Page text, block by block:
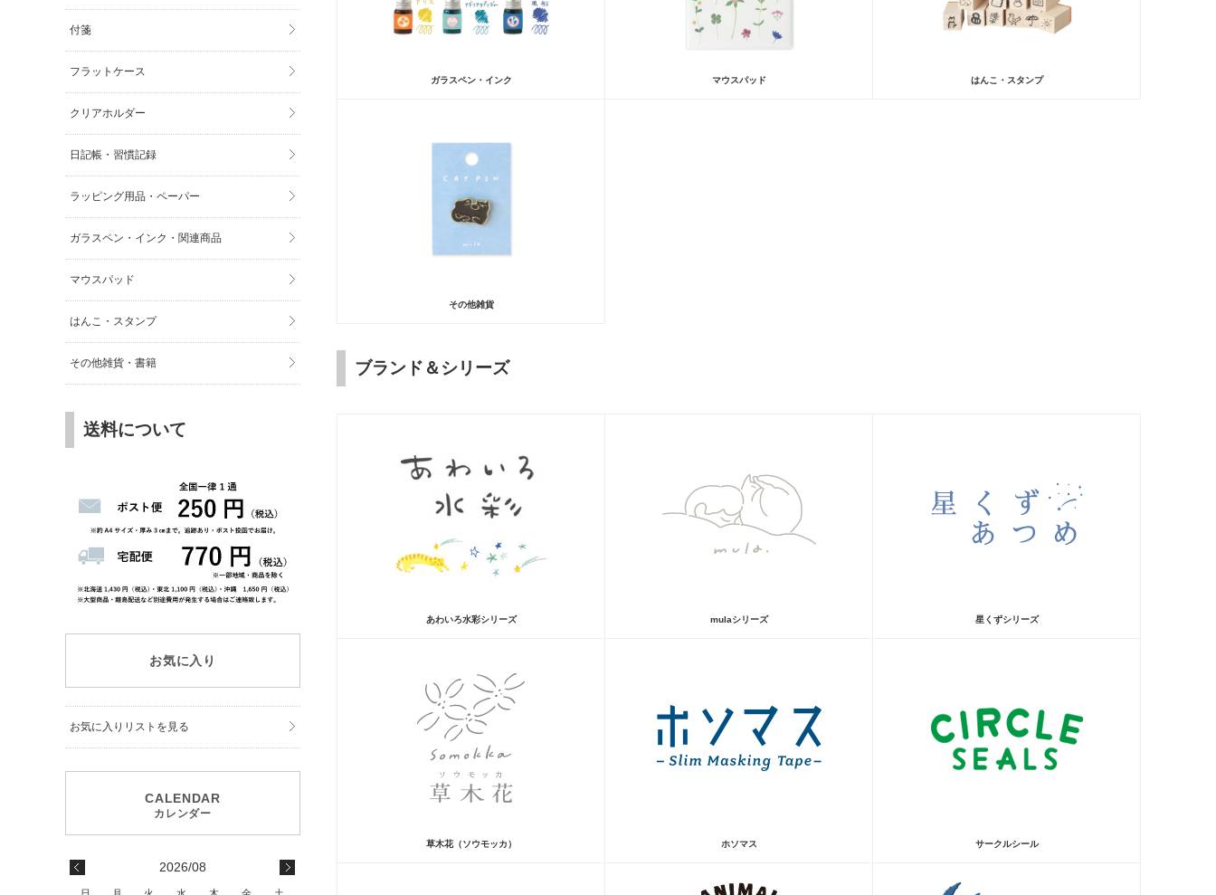
ガラスペン・インク マウスパッド はんこ・スタンプ
その他雑貨
ブランド＆シリーズ
あわいろ水彩シリーズ mulaシリーズ 星くずシリーズ
草木花（ソウモッカ） ホソマス サークルシール
付箋
フラットケース
クリアホルダー
日記帳・習慣記録
ラッピング用品・ペーパー
ガラスペン・インク・関連商品
マウスパッド
はんこ・スタンプ
その他雑貨・書籍
送料について
お気に入り
お気に入りリストを見る
2026/08